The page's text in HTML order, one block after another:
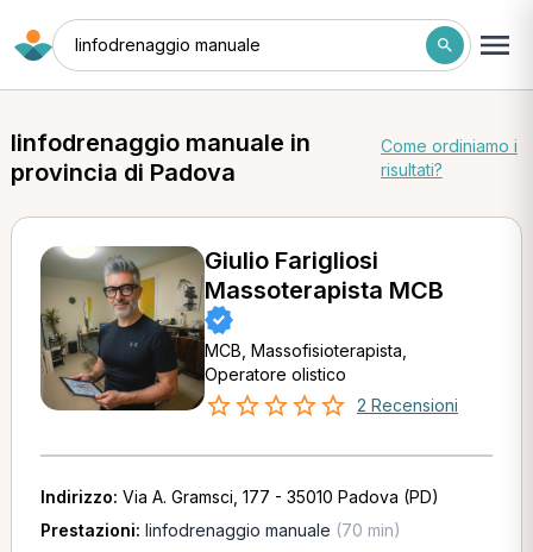
linfodrenaggio manuale
linfodrenaggio manuale in
provincia di Padova
Come ordiniamo i
risultati?
Giulio Farigliosi
Massoterapista MCB
MCB, Massofisioterapista,
Operatore olistico
2 Recensioni
Indirizzo: Via A. Gramsci, 177 - 35010 Padova (PD)
Prestazioni: linfodrenaggio manuale (70 min)